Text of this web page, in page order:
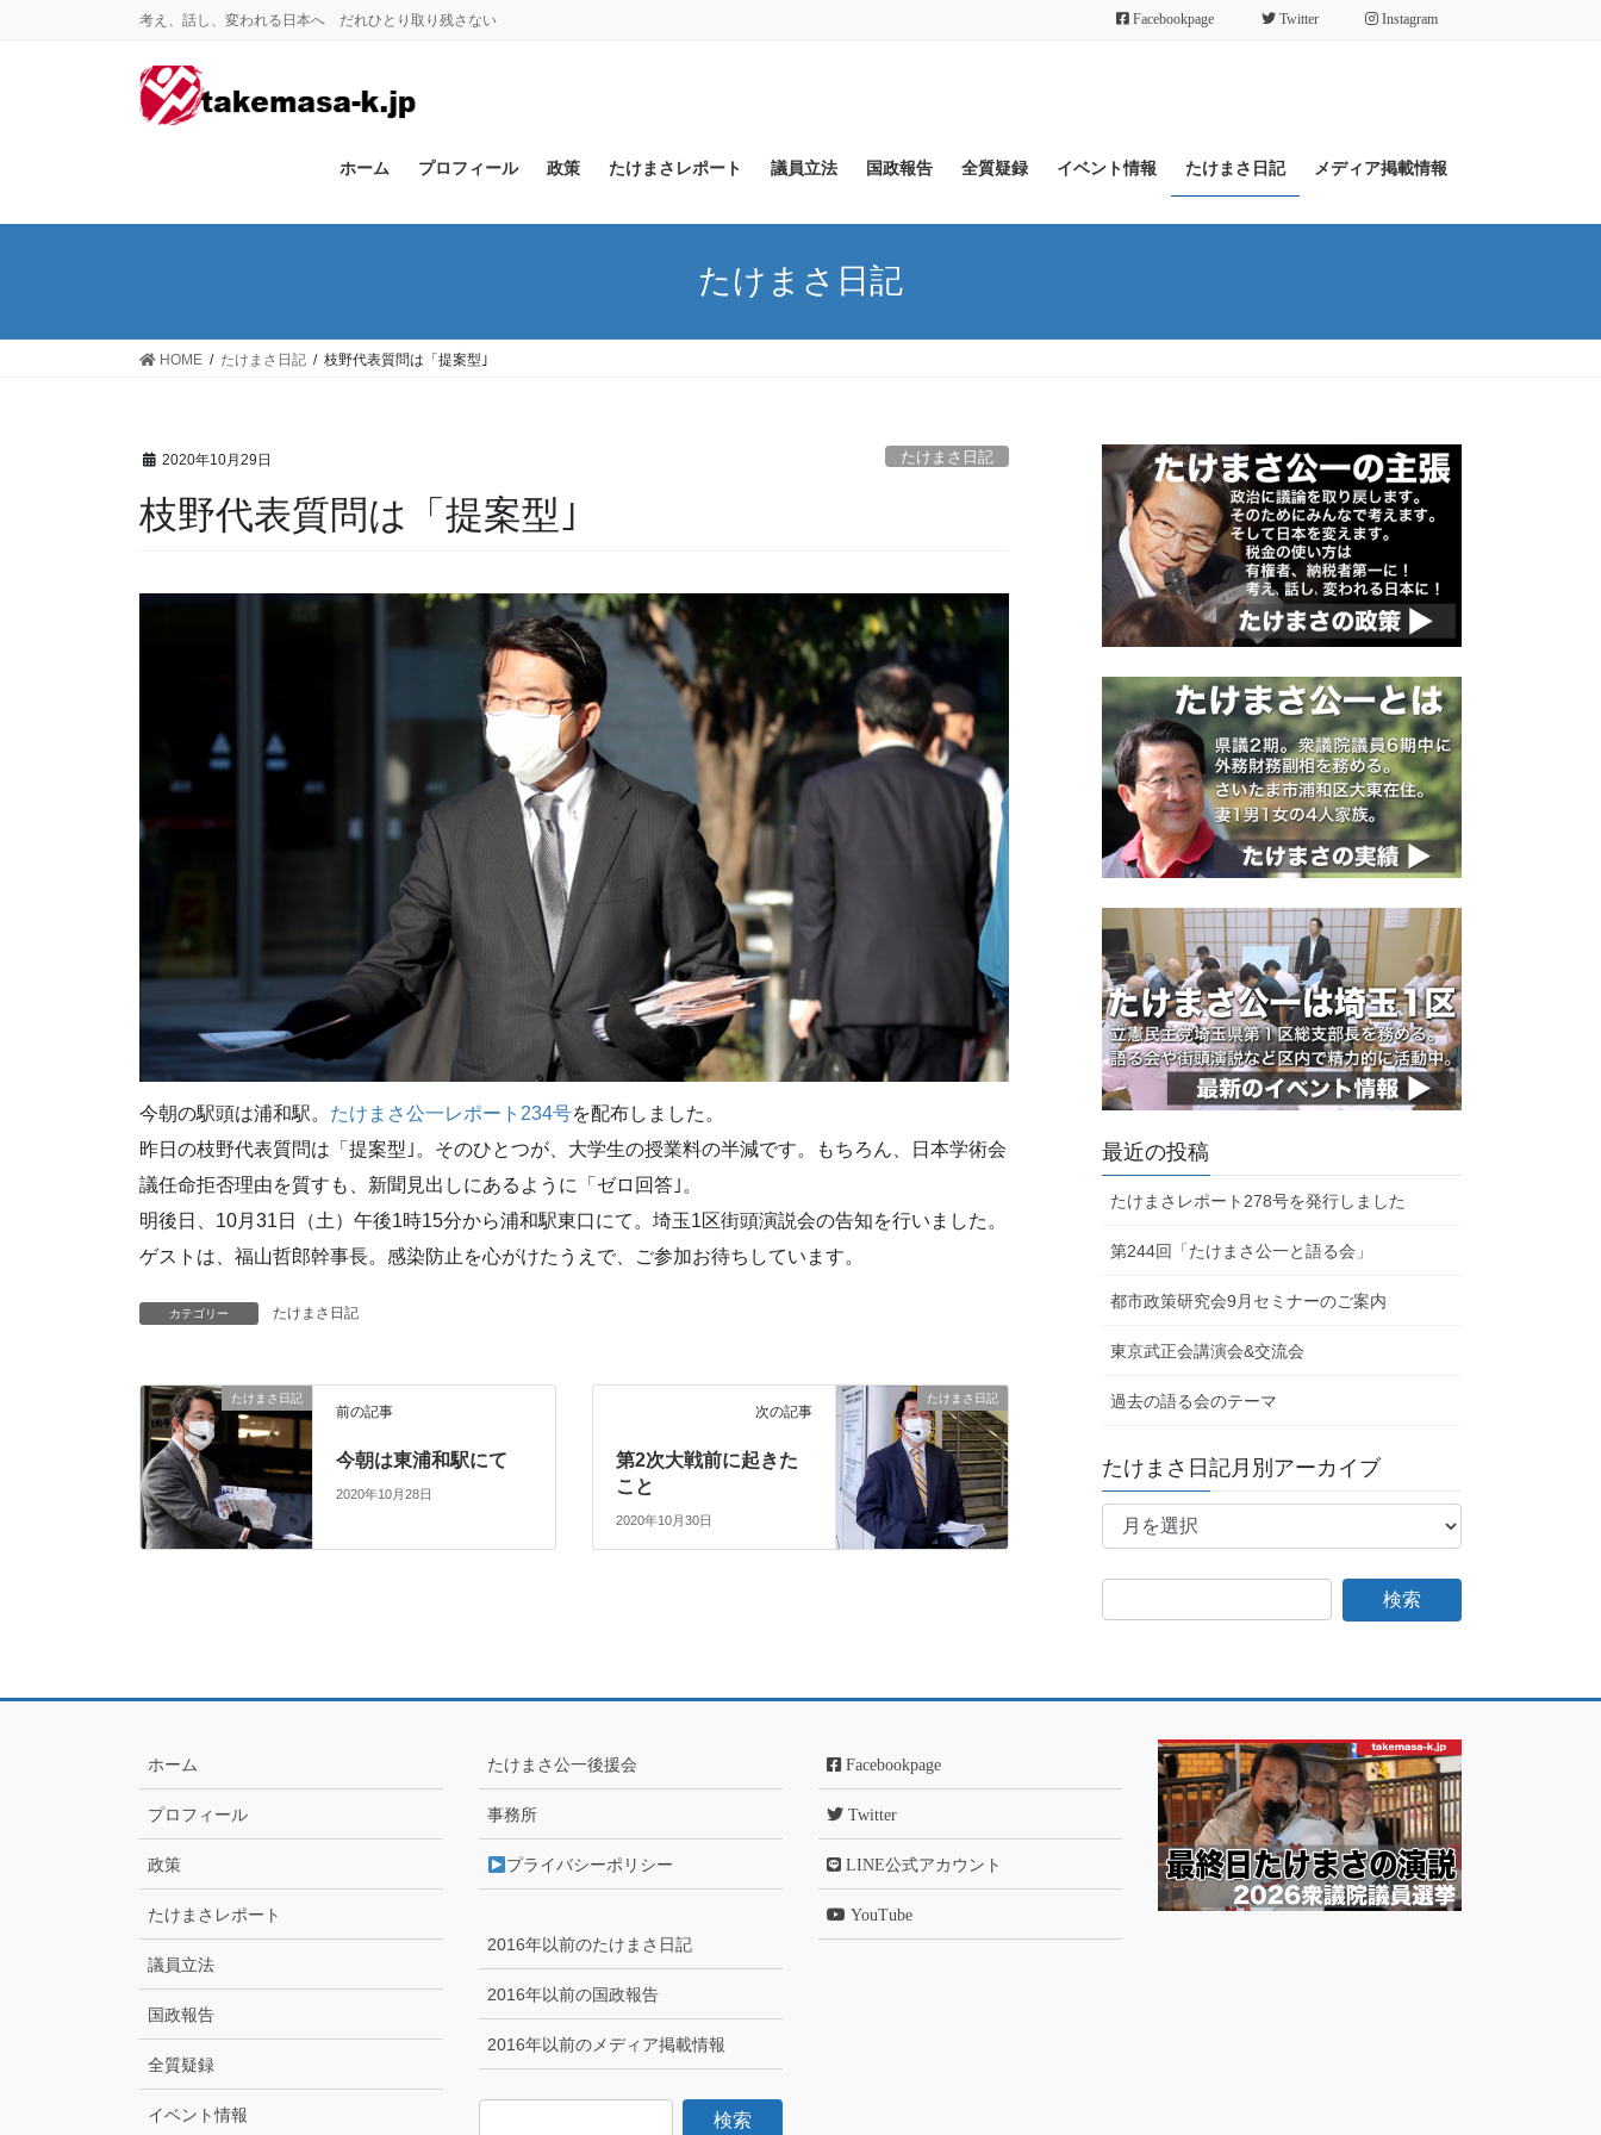
考え、話し、変われる日本へ だれひとり取り残さない Facebookpage Twitter Instagram
ホーム プロフィール 政策 たけまさレポート 議員立法 国政報告 全質疑録 イベント情報 たけまさ日記 メディア掲載情報
たけまさ日記
HOME たけまさ日記 枝野代表質問は「提案型｣
2020年10月29日 たけまさ日記
枝野代表質問は「提案型｣
今朝の駅頭は浦和駅。 たけまさ公一レポート234号を配布しました。
昨日の枝野代表質問は「提案型｣。そのひとつが、大学生の授業料の半減です。もちろん、日本学術会
議任命拒否理由を質すも、新聞見出しにあるように「ゼロ回答｣。
明後日、10月31日（土）午後1時15分から浦和駅東口にて。埼玉1区街頭演説会の告知を行いました。
ゲストは、福山哲郎幹事長。感染防止を心がけたうえで、ご参加お待ちしています。
カテゴリー たけまさ日記
たけまさ日記
前の記事
今朝は東浦和駅にて
2020年10月28日
たけまさ日記
次の記事
第2次大戦前に起きた
こと
2020年10月30日
最近の投稿
たけまさレポート278号を発行しました
第244回「たけまさ公一と語る会」
都市政策研究会9月セミナーのご案内
東京武正会講演会&交流会
過去の語る会のテーマ
たけまさ日記月別アーカイブ
た
日
別
カ
ホーム
プロフィール
政策
たけまさレポート
議員立法
国政報告
全質疑録
イベント情報
たけまさ公一後援会
事務所
プライバシーポリシー
2016年以前のたけまさ日記
2016年以前の国政報告
2016年以前のメディア掲載情報
Facebookpage
Twitter
LINE公式アカウント
YouTube